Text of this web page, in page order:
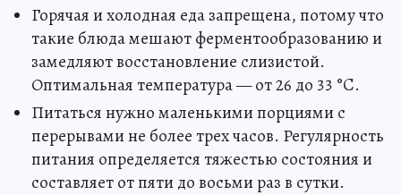
Горячая и холодная еда запрещена, потому что
такие блюда мешают ферментообразованию и
замедляют восстановление слизистой.
Оптимальная температура — от 26 до 33 °C.
Питаться нужно маленькими порциями с
перерывами не более трех часов. Регулярность
питания определяется тяжестью состояния и
составляет от пяти до восьми раз в сутки.